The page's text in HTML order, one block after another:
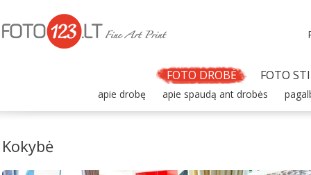
FOTO DROBĖ FOTO
apie drobę apie spaudą ant drobės
Kokybė